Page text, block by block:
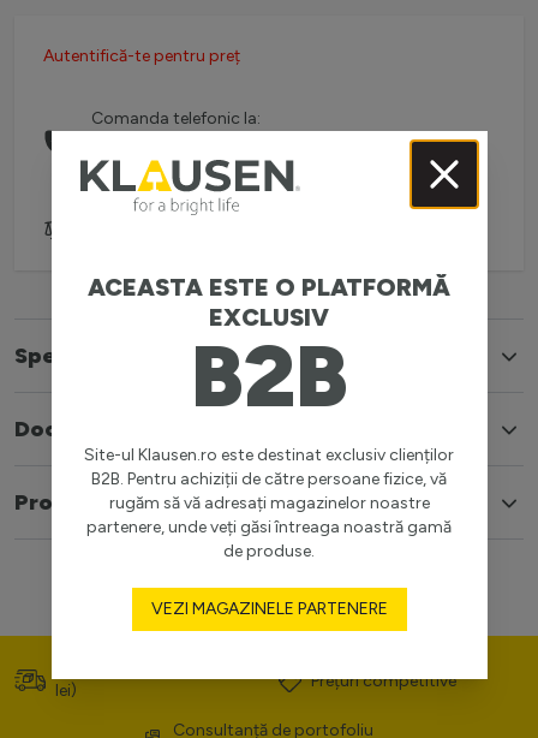
Autentifică-te pentru preț
Comanda telefonic la:
(L-V: 08:30-16:00)
Specificatii
Documente
Produse similare
ACEASTA ESTE O PLATFORMĂ
EXCLUSIV
B2B
Site-ul Klausen.ro este destinat exclusiv clienților
B2B. Pentru achiziții de către persoane fizice, vă
rugăm să vă adresați magazinelor noastre
partenere, unde veți găsi întreaga noastră gamă
de produse.
VEZI MAGAZINELE PARTENERE
lei)
Prețuri competitive
Consultanță de portofoliu